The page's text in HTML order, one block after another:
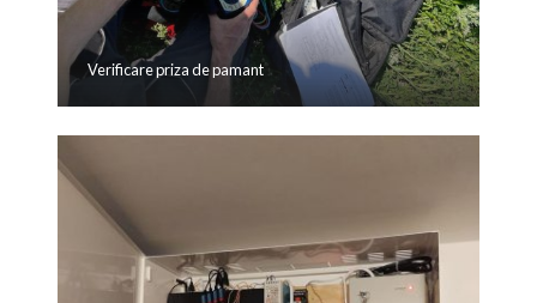
Verificare priza de pamant